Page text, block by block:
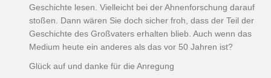
Geschichte lesen. Vielleicht bei der Ahnenforschung darauf
stoßen. Dann wären Sie doch sicher froh, dass der Teil der
Geschichte des Großvaters erhalten blieb. Auch wenn das
Medium heute ein anderes als das vor 50 Jahren ist?
Glück auf und danke für die Anregung